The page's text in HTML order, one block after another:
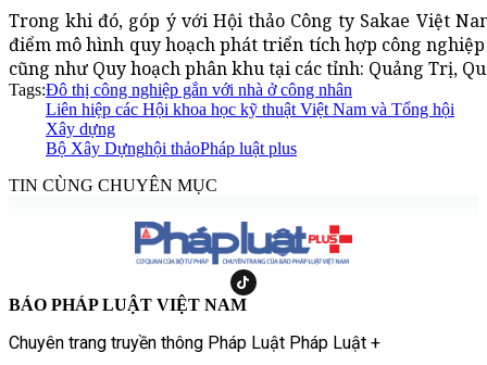
Trong khi đó, góp ý với Hội thảo Công ty Sakae Việt
điểm mô hình quy hoạch phát triển tích hợp công
cũng như Quy hoạch phân khu tại các tỉnh: Quảng Trị,
Tags:Đô thị công nghiệp gắn với nhà ở công nhân
Liên hiệp các Hội khoa học kỹ thuật Việt Nam và Tổng hội
Xây dựng
Bộ Xây Dựnghội thảoPháp luật plus
TIN CÙNG CHUYÊN MỤC
BÁO PHÁP LUẬT VIỆT NAM
Chuyên trang truyền thông Pháp Luật Pháp Luật +